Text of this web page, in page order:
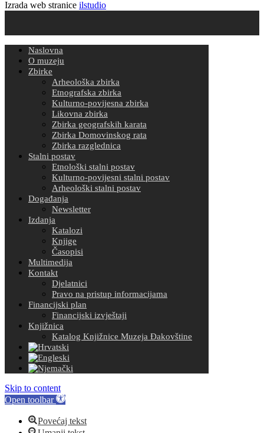
Izrada web stranice ilstudio
Naslovna
O muzeju
Zbirke
Arheološka zbirka
Etnografska zbirka
Kulturno-povijesna zbirka
Likovna zbirka
Zbirka geografskih karata
Zbirka Domovinskog rata
Zbirka razglednica
Stalni postav
Etnološki stalni postav
Kulturno-povijesni stalni postav
Arheološki stalni postav
Događanja
Newsletter
Izdanja
Katalozi
Knjige
Časopisi
Multimedija
Kontakt
Djelatnici
Pravo na pristup informacijama
Financijski plan
Financijski izvještaji
Knjižnica
Katalog Knjižnice Muzeja Đakovštine
Skip to content
Open toolbar
Povećaj tekst